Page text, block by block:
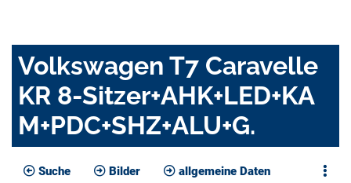
Volkswagen T7 Caravelle
KR 8-Sitzer+AHK+LED+KA
M+PDC+SHZ+ALU+G.
Suche Bilder allgemeine Daten